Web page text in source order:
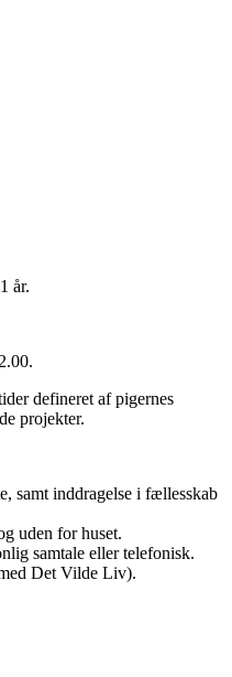
år.
defineret af pigernes
projekter.
samt inddragelse i fællesskab
uden for huset.
samtale eller telefonisk.
Det Vilde Liv).